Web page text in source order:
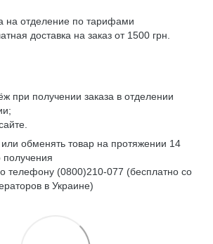
на отделение по тарифами
доставка на заказ от 1500 грн.
при получении заказа в отделении
обменять товар на протяжении 14
получения
телефону (0800)210-077 (бесплатно со
в Украине)